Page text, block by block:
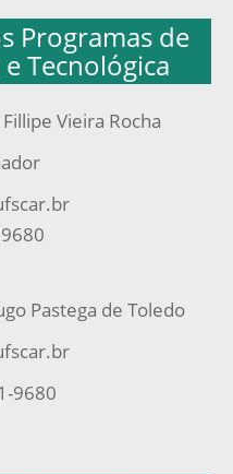
Programas de
Tecnológica
Vieira Rocha
Pastega de Toledo
9680